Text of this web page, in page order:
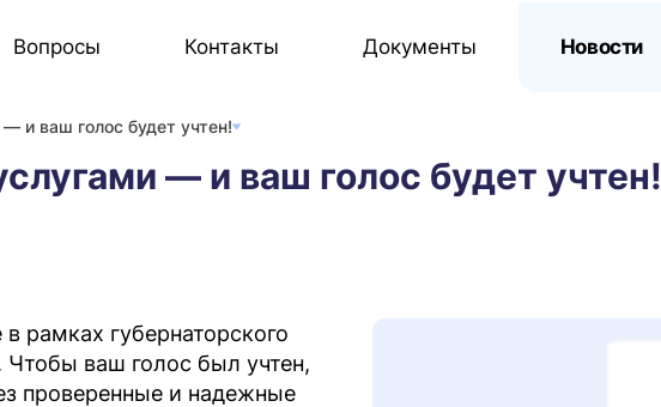
Вопросы Контакты Документы Новости
и ваш голос будет учтен!
— и ваш голос будет учтен!
рамках губернаторского
ваш голос был учтен,
проверенные и надежные